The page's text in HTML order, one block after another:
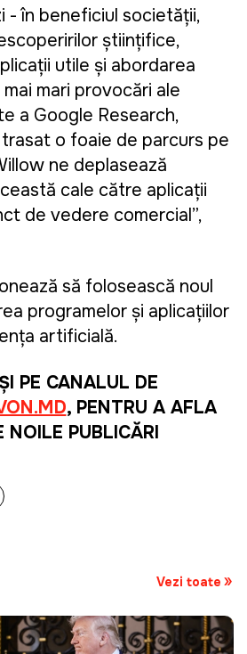
- în beneficiul societății,
științifice,
utile și abordarea
mari provocări ale
a Google Research,
o foaie de parcurs pe
ne deplasează
cale către aplicații
de vedere comercial”,
să folosească noul
programelor și aplicațiilor
artificială.
PE CANALUL DE
, PENTRU A AFLA
NOILE PUBLICĂRI
Vezi toate